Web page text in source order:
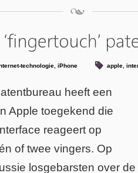
technologie, iPhone apple,
heeft een
Apple toegekend die
reageert op
of twee vingers. Op
losgebarsten over de